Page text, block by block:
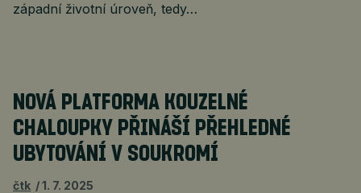
západní životní úroveň, tedy…
NOVÁ PLATFORMA KOUZELNÉ
CHALOUPKY PŘINÁŠÍ PŘEHLEDNÉ
UBYTOVÁNÍ V SOUKROMÍ
čtk 1. 7. 2025